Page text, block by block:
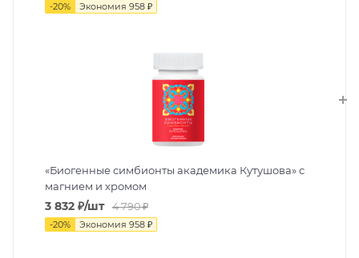
-20% Экономия 958₽
«Биогенные симбионты академика Кутушова» с
магнием и хромом
3 832₽/шт 4 790₽
-20% Экономия 958₽